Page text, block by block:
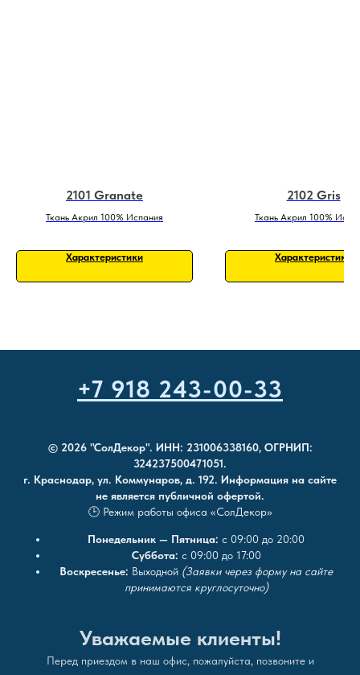
2101 Granate
Ткань Акрил 100% Испания
Характеристики
2102 Gris
Ткань Акрил 100%
Характеристики
+7 918 243-00-33
© 2026 "СолДекор". ИНН: 231006338160, ОГРНИП:
324237500471051.
г. Краснодар, ул. Коммунаров, д. 192. Информация на сайте
не является публичной офертой.
🕒 Режим работы офиса «СолДекор»
Понедельник — Пятница: с 09:00 до 20:00
Суббота: с 09:00 до 17:00
Воскресенье: Выходной (Заявки через форму на сайте
принимаются круглосуточно)
Уважаемые клиенты!
Перед приездом в наш офис, пожалуйста, позвоните и